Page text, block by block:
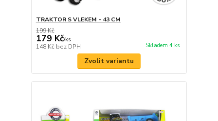
TRAKTOR S VLEKEM - 43 CM
199 Kč
179 Kč/ks
148 Kč bez DPH Skladem 4 ks
Zvolit variantu